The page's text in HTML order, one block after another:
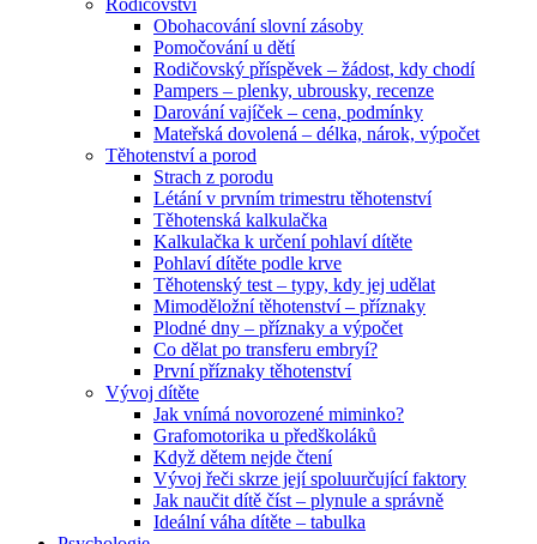
Rodičovství
Obohacování slovní zásoby
Pomočování u dětí
Rodičovský příspěvek – žádost, kdy chodí
Pampers – plenky, ubrousky, recenze
Darování vajíček – cena, podmínky
Mateřská dovolená – délka, nárok, výpočet
Těhotenství a porod
Strach z porodu
Létání v prvním trimestru těhotenství
Těhotenská kalkulačka
Kalkulačka k určení pohlaví dítěte
Pohlaví dítěte podle krve
Těhotenský test – typy, kdy jej udělat
Mimoděložní těhotenství – příznaky
Plodné dny – příznaky a výpočet
Co dělat po transferu embryí?
První příznaky těhotenství
Vývoj dítěte
Jak vnímá novorozené miminko?
Grafomotorika u předškoláků
Když dětem nejde čtení
Vývoj řeči skrze její spoluurčující faktory
Jak naučit dítě číst – plynule a správně
Ideální váha dítěte – tabulka